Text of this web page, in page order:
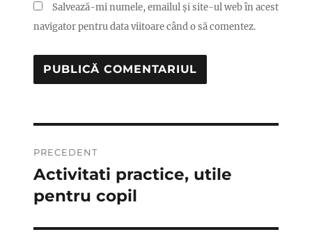
Salvează-mi numele, emailul și site-ul web în acest
navigator pentru data viitoare când o să comentez.
în
articole
PRECEDENT
Articolul
anterior:
Activitati practice, utile
pentru copil